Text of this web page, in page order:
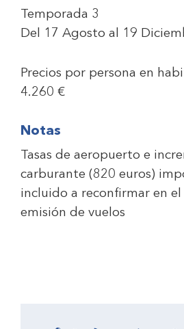
Temporada 3
Del 17 Agosto al 19
Precios por persona en
4.260 €
Notas
Tasas de aeropuerto e
carburante (820 euros)
incluido a reconfirmar en
emisión de vuelos